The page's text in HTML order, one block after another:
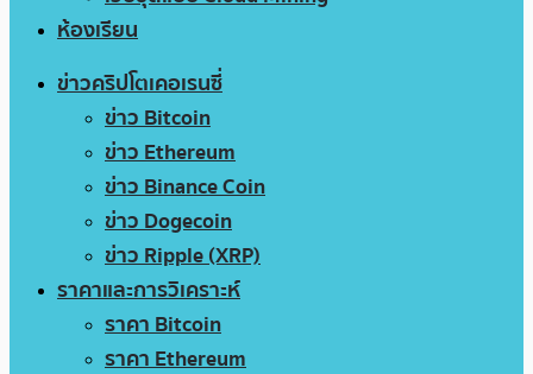
ห้องเรียน
ข่าวคริปโตเคอเรนซี่
ข่าว Bitcoin
ข่าว Ethereum
ข่าว Binance Coin
ข่าว Dogecoin
ข่าว Ripple (XRP)
ราคาและการวิเคราะห์
ราคา Bitcoin
ราคา Ethereum